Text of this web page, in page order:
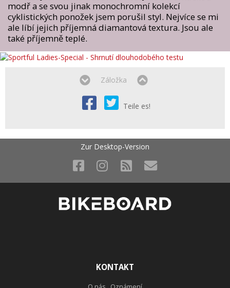
modř a se svou jinak monochromní kolekcí
cyklistických ponožek jsem porušil styl. Nejvíce se mi
ale líbí jejich příjemná diamantová textura. Jsou ale
také příjemně teplé.
Záložka
Teile es!
Zur Desktop-Version
KONTAKT